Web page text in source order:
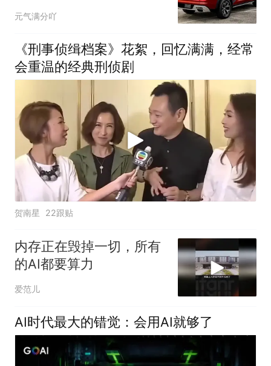
元气满分吖
《刑事侦缉档案》花絮，回忆满满，经常
会重温的经典刑侦剧
贺南星 22跟贴
内存正在毁掉一切，所有
的AI都要算力
爱范儿
AI时代最大的错觉：会用AI就够了